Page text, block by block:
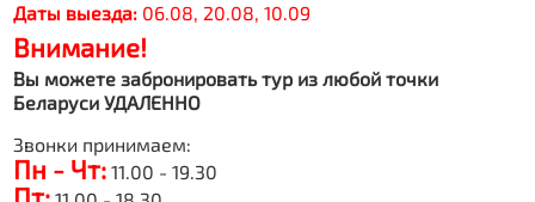
Даты выезда: 06.08, 20.08, 10.09
Внимание!
Вы можете забронировать тур из любой точки
Беларуси УДАЛЕННО
Звонки принимаем:
Пн - Чт: 11.00 - 19.30